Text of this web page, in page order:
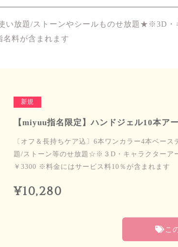
い放題/ストーンやシールものせ放題★※3D
料が含まれます
新規
【miyuu指名限定】ハンドジェル10本ア
〔オフ＆長持ちケア込〕6本ワンカラー4本ベー
題/ストーン等のせ放題☆※３D・キャラクターア
￥3300 ※料金にはサービス料10％が含まれます
¥10,280
こ